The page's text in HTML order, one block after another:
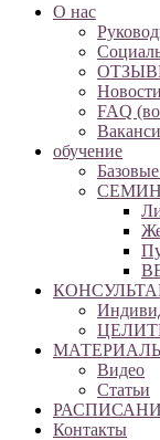
О нас
Новости
FAQ
обучение
Видео
Статьи
Контакты